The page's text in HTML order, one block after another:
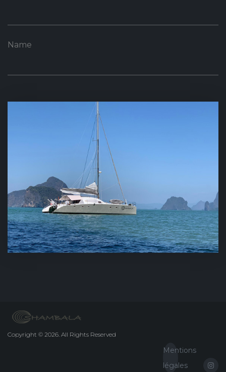
Name
Copyright © 2026. All Rights Reserved
Mentions
légales